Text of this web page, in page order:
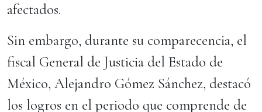
afectados.
Sin embargo, durante su comparecencia, el
fiscal General de Justicia del Estado de
México, Alejandro Gómez Sánchez, destacó
los logros en el periodo que comprende de